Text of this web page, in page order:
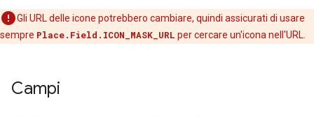
Gli URL delle icone potrebbero cambiare, quindi assicurati di usare
sempre Place.Field.ICON_MASK_URL per cercare un'icona nell'URL.
Campi